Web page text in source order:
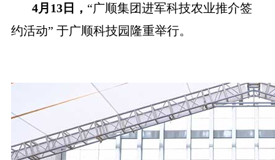
4月13日， “广顺集团进军科技农业推介签
约活动” 于广顺科技园隆重举行。